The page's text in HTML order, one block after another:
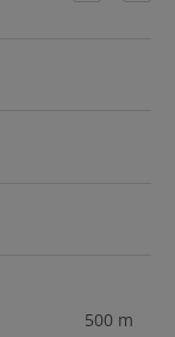
500 m